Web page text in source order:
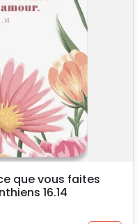
que vous faites
16.14